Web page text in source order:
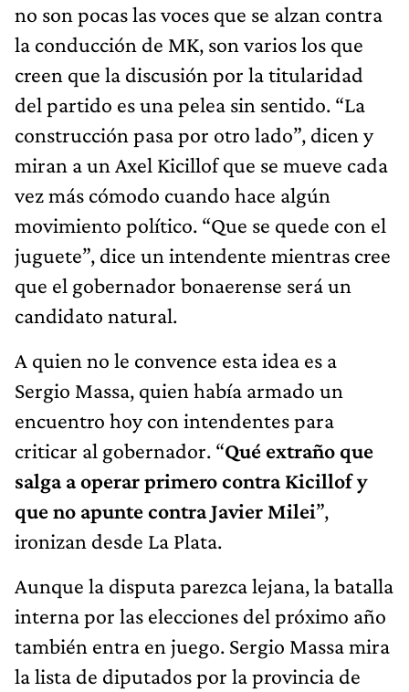
no son pocas las voces que se alzan contra
la conducción de MK, son varios los que
creen que la discusión por la titularidad
del partido es una pelea sin sentido. “La
construcción pasa por otro lado”, dicen y
miran a un Axel Kicillof que se mueve cada
vez más cómodo cuando hace algún
movimiento político. “Que se quede con el
juguete”, dice un intendente mientras cree
que el gobernador bonaerense será un
candidato natural.
A quien no le convence esta idea es a
Sergio Massa, quien había armado un
encuentro hoy con intendentes para
criticar al gobernador. “Qué extraño que
salga a operar primero contra Kicillof y
que no apunte contra Javier Milei”,
ironizan desde La Plata.
Aunque la disputa parezca lejana, la batalla
interna por las elecciones del próximo año
también entra en juego. Sergio Massa mira
la lista de diputados por la provincia de